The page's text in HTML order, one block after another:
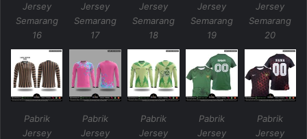
Jersey
Semarang
16
Jersey
Semarang
17
Jersey
Semarang
18
Jersey
Semarang
19
Jersey
Semarang
20
Pabrik
Jersey
Pabrik
Jersey
Pabrik
Jersey
Pabrik
Jersey
Pabrik
Jersey